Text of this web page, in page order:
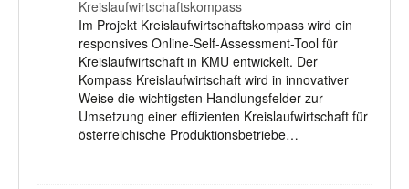
Kreislaufwirtschaftskompass
Im Projekt Kreislaufwirtschaftskompass wird ein
responsives Online-Self-Assessment-Tool für
Kreislaufwirtschaft in KMU entwickelt. Der
Kompass Kreislaufwirtschaft wird in innovativer
Weise die wichtigsten Handlungsfelder zur
Umsetzung einer effizienten Kreislaufwirtschaft für
österreichische Produktionsbetriebe…